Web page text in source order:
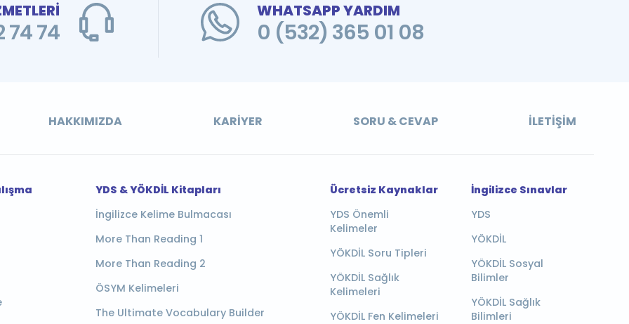
74
WHATSAPP YARDIM
0 (532) 365 01 08
HAKKIMIZDA KARIYER SORU & CEVAP İLETIŞIM
YDS & YÖKDİL Kitapları
İngilizce Kelime Bulmacası
More Than Reading 1
More Than Reading 2
ÖSYM Kelimeleri
The Ultimate Vocabulary Builder
Ücretsiz Kaynaklar
YDS Önemli
Kelimeler
YÖKDİL Soru Tipleri
YÖKDİL Sağlık
Kelimeleri
YÖKDİL Fen Kelimeleri
İngilizce Sınavlar
YDS
YÖKDİL
YÖKDİL Sosyal
Bilimler
YÖKDİL Sağlık
Bilimleri